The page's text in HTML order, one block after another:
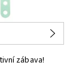
zábava!